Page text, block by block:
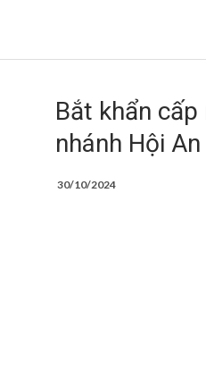
Bắt khẩn cấp
nhánh Hội An
30/10/2024